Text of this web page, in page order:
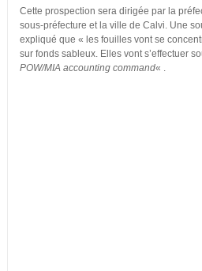
Cette prospection sera dirigée par la
sous-préfecture et la ville de Calvi. Une
expliqué que « les fouilles vont se
sur fonds sableux. Elles vont s’effectuer
POW/MIA accounting command« .